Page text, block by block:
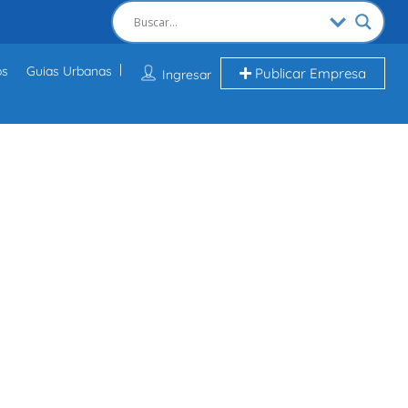
Ingresar Publicar Empresa
Guias Urbanas